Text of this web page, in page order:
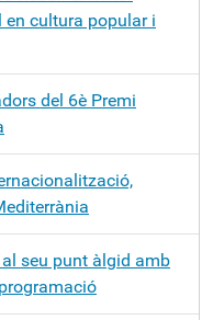
cultura popular i
del 6è Premi
seu punt àlgid amb